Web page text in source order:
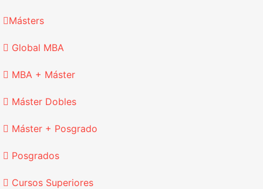
Másters
Global MBA
MBA + Máster
Máster Dobles
Máster + Posgrado
Posgrados
Cursos Superiores